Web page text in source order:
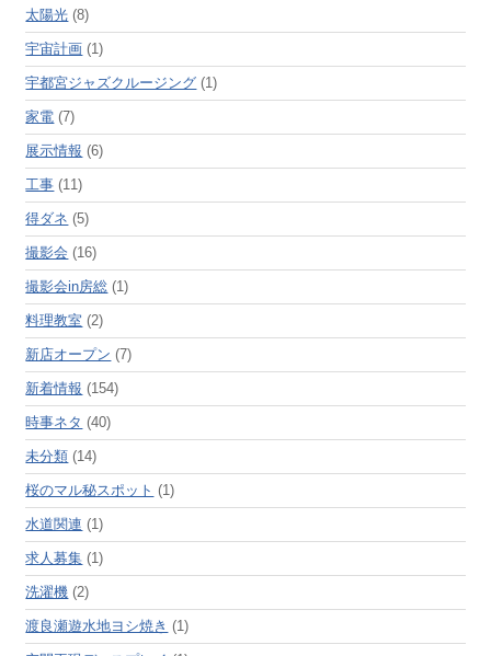
太陽光 (8)
宇宙計画 (1)
宇都宮ジャズクルージング (1)
家電 (7)
展示情報 (6)
工事 (11)
得ダネ (5)
撮影会 (16)
撮影会in房総 (1)
料理教室 (2)
新店オープン (7)
新着情報 (154)
時事ネタ (40)
未分類 (14)
桜のマル秘スポット (1)
水道関連 (1)
求人募集 (1)
洗濯機 (2)
渡良瀬遊水地ヨシ焼き (1)